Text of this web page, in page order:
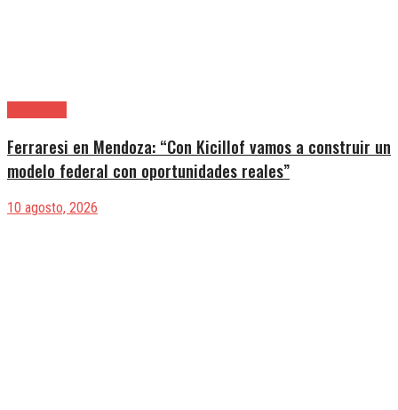
Ferraresi en Mendoza: “Con Kicillof vamos a construir un
modelo federal con oportunidades reales”
10 agosto, 2026